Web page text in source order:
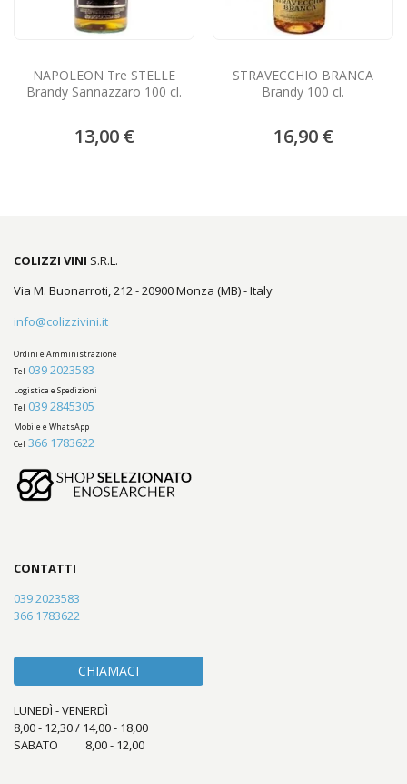
NAPOLEON Tre STELLE
Brandy Sannazzaro 100 cl.
13,00 €
STRAVECCHIO BRANCA
Brandy 100 cl.
16,90 €
COLIZZI VINI S.R.L.
Via M. Buonarroti, 212 - 20900 Monza (MB) - Italy
info@colizzivini.it
Ordini e Amministrazione
Tel 039 2023583
Logistica e Spedizioni
Tel 039 2845305
Mobile e WhatsApp
Cel 366 1783622
CONTATTI
039 2023583
366 1783622
CHIAMACI
LUNEDÌ - VENERDÌ
8,00 - 12,30 / 14,00 - 18,00
SABATO 8,00 - 12,00